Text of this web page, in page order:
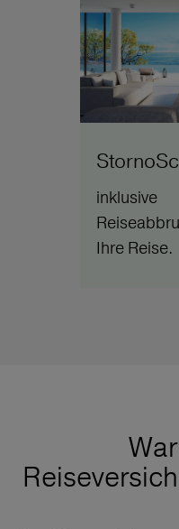
inklusive
Ihre Reise.